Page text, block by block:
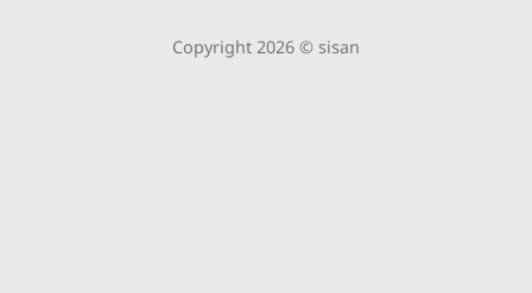
Copyright 2026 © sisan